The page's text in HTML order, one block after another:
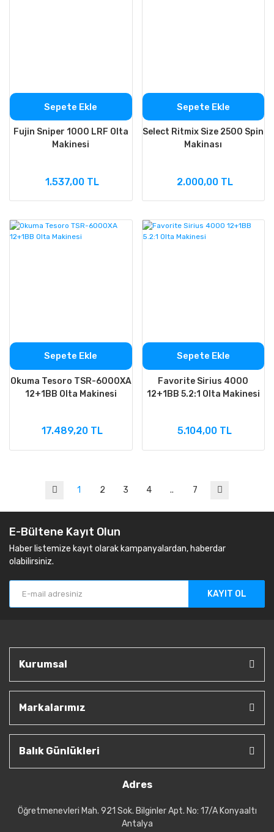
Sepete Ekle
Fujin Sniper 1000 LRF Olta
Makinesi
1.537,00 TL
Sepete Ekle
Select Ritmix Size 2500 Spin
Makinası
2.000,00 TL
Sepete Ekle
Okuma Tesoro TSR-6000XA
12+1BB Olta Makinesi
17.489,20 TL
Sepete Ekle
Favorite Sirius 4000
12+1BB 5.2:1 Olta Makinesi
5.104,00 TL
1 2 3 4 .. 7
E-Bültene Kayıt Olun
Haber listemize kayıt olarak kampanyalardan, haberdar
olabilirsiniz.
KAYIT OL
Kurumsal
Markalarımız
Balık Günlükleri
Adres
Öğretmenevleri Mah. 921 Sok. Bilginler Apt. No: 17/A Konyaaltı
Antalya